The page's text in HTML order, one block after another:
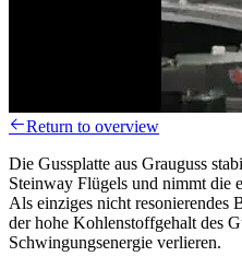
Return to overview
Die Gussplatte aus Grauguss
Steinway Flügels und nimmt die
Als einziges nicht resonierendes
der hohe Kohlenstoffgehalt des
Schwingungsenergie verlieren.